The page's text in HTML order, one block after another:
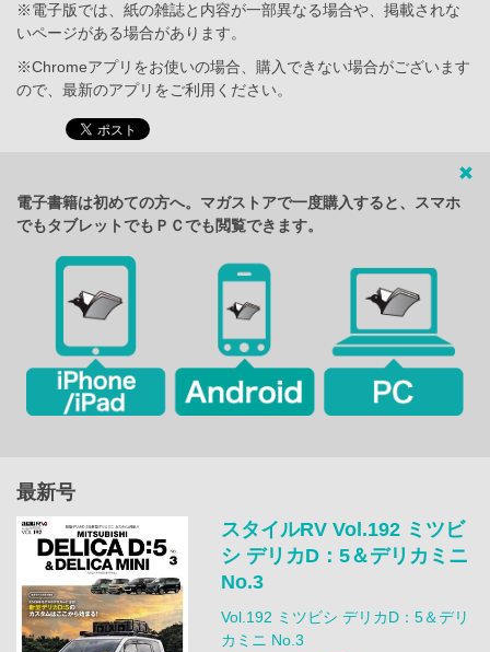
※電子版では、紙の雑誌と内容が一部異なる場合や、掲載されな
いページがある場合があります。
※Chromeアプリをお使いの場合、購入できない場合がございます
ので、最新のアプリをご利用ください。
電子書籍は初めての方へ。マガストアで一度購入すると、スマホ
でもタブレットでもＰＣでも閲覧できます。
最新号
スタイルRV Vol.192 ミツビ
シ デリカD：5＆デリカミニ
No.3
Vol.192 ミツビシ デリカD：5＆デリ
カミニ No.3